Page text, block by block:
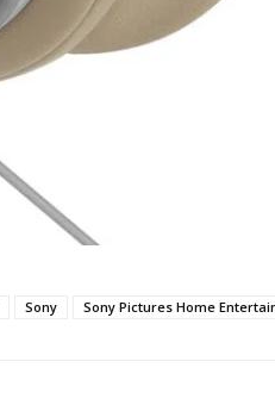
Sony Sony Pictures Home